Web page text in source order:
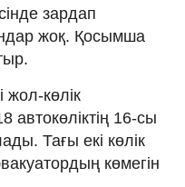
зардап
жоқ. Қосымша
жол-көлік
автокөліктің 16-сы
Тағы екі көлік
көмегін